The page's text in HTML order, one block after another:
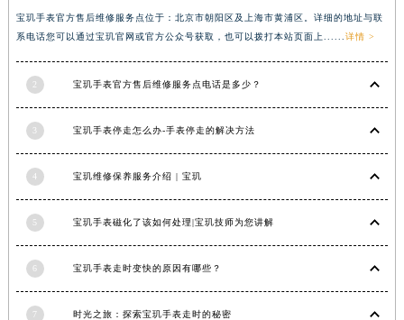
香港特别行政区金钟区中西区金钟道宝玑售后服务中心（需提前预约）
香港特别行政区九龙区油尖旺区弥敦道宝玑售后服务中心（需提前预约）
香港特别行政区铜锣湾区湾仔区轩尼诗道宝玑售后服务中心（需提前预约）
河南省安阳市文峰区解放大道宝玑售后服务中心（需提前预约）
河南省平顶山市卫东区建设路宝玑售后服务中心（需提前预约）
宝玑手表官方售后维修服务点位于：北京市朝阳区及上海市黄浦区。详细的地址与联
系电话您可以通过宝玑官网或官方公众号获取，也可以拨打本站页面上...... 详情 >
2 宝玑手表官方售后维修服务点电话是多少？
3 宝玑手表停走怎么办-手表停走的解决方法
4 宝玑维修保养服务介绍 | 宝玑
5 宝玑手表磁化了该如何处理|宝玑技师为您讲解
6 宝玑手表走时变快的原因有哪些？
7 时光之旅：探索宝玑手表走时的秘密